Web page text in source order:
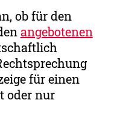
ob für den
angebotenen
für einen
oder nur